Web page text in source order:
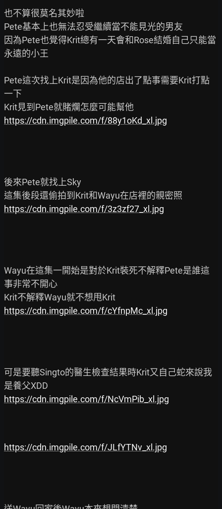
也不算很莫名其妙啦
Pete基本上也無法忍受繼續當不能見光的男友
因為Pete也覺得Krit總有一天會和Rose結婚自己只能當
永遠的小王
Pete這次找上Krit是因為他的店出了點事需要Krit打點
一下
https://cdn.imgpile.com/f/88y1oKd_xl.jpg
後來Pete就找上Sky
https://cdn.imgpile.com/f/3z3zf27_xl.jpg
Wayu在這集一開始是對於Krit裝死不解釋Pete是誰這
事非常不開心
https://cdn.imgpile.com/f/cYfnpMc_xl.jpg
可是要聽Singto的醫生檢查結果時Krit又自己蛇來說我
https://cdn.imgpile.com/f/NcVmPib_xl.jpg
https://cdn.imgpile.com/f/JLfYTNv_xl.jpg